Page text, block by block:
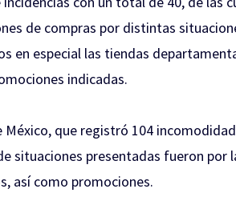
de compras por distintas
en especial las tiendas
indicadas.
que registró 104
situaciones presentadas fueron por
así como promociones.